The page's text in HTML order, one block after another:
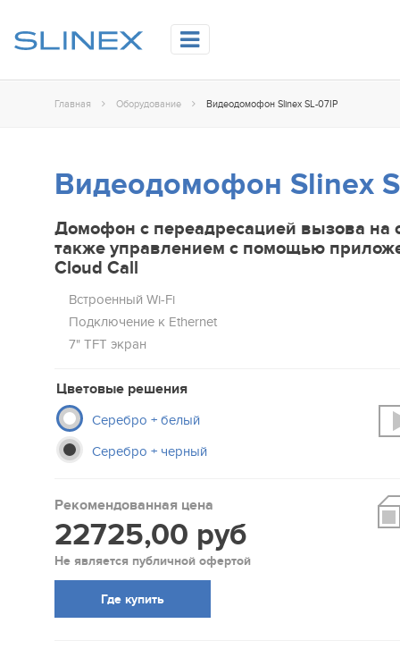
Главная Оборудование Видеодомофон Slinex SL-07IP
Видеодомофон Slinex
Домофон с переадресацией вызова на
также управлением с помощью
Cloud Call
Встроенный Wi-Fi
Подключение к Ethernet
7" TFT экран
Цветовые решения
Серебро + белый
Серебро + черный
Рекомендованная цена
22725,00 руб
Не является публичной офертой
Где купить